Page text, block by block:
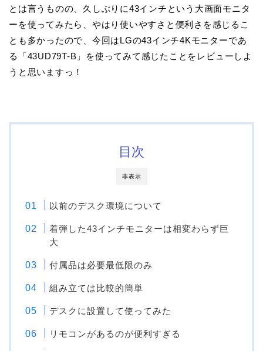
とは言うものの、久しぶりに43インチという大画面モニタ
ーを使ってみたら、やはり使いやすさと便利さを感じるこ
とも多かったので、今回はLGの43インチ4Kモニターであ
る「43UD79T-B」を使ってみて感じたことをレビューしよ
うと思いますっ！
非表示
目次
以前のデスク環境について
着弾した43インチモニターは相変わらず巨
大
付属品は必要最低限のみ
組み立ては比較的簡単
デスクに設置して使ってみた
リモコンがあるのが便利すぎる